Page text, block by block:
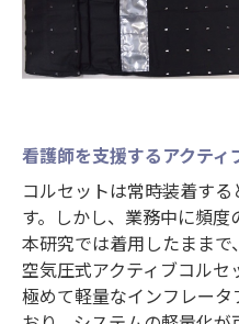
看護師を支援するアクテ
コルセットは常時装着す
す。しかし、業務中に頻度
本研究では着用したまま
空気圧式アクティブコルセ
極めて軽量なインフレー